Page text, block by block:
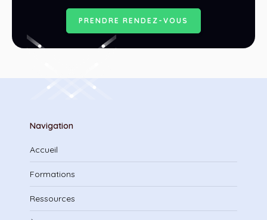
P RE ND RE RE ND E Z - VO US
Navigation
Accueil
Formations
Ressources